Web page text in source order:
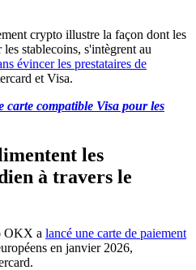
crypto illustre la façon dont les
stablecoins, s'intègrent au
évincer les prestataires de
et Visa.
carte compatible Visa pour les
les
à travers le
OKX a lancé une carte de paiement
en janvier 2026,